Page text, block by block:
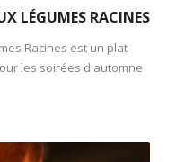
LÉGUMES RACINES
Racines est un plat
les soirées d'automne